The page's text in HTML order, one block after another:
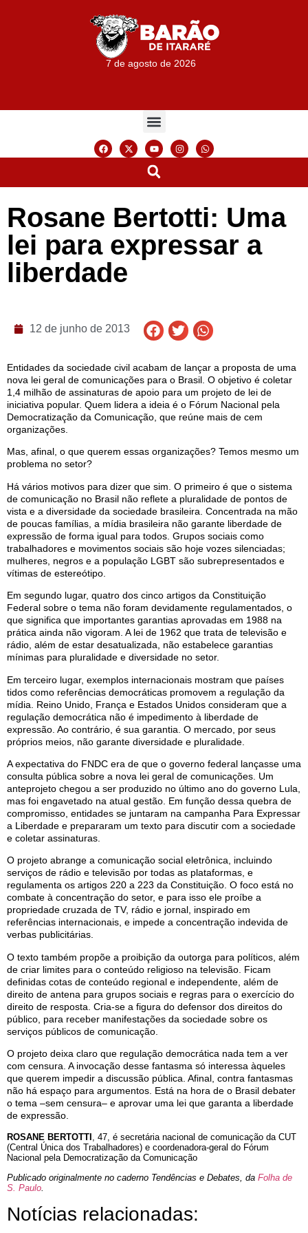
7 de agosto de 2026
Rosane Bertotti: Uma
lei para expressar a
liberdade
12 de junho de 2013
Entidades da sociedade civil acabam de lançar a proposta de uma
nova lei geral de comunicações para o Brasil. O objetivo é coletar
1,4 milhão de assinaturas de apoio para um projeto de lei de
iniciativa popular. Quem lidera a ideia é o Fórum Nacional pela
Democratização da Comunicação, que reúne mais de cem
organizações.
Mas, afinal, o que querem essas organizações? Temos mesmo um
problema no setor?
Há vários motivos para dizer que sim. O primeiro é que o sistema
de comunicação no Brasil não reflete a pluralidade de pontos de
vista e a diversidade da sociedade brasileira. Concentrada na mão
de poucas famílias, a mídia brasileira não garante liberdade de
expressão de forma igual para todos. Grupos sociais como
trabalhadores e movimentos sociais são hoje vozes silenciadas;
mulheres, negros e a população LGBT são subrepresentados e
vítimas de estereótipo.
Em segundo lugar, quatro dos cinco artigos da Constituição
Federal sobre o tema não foram devidamente regulamentados, o
que significa que importantes garantias aprovadas em 1988 na
prática ainda não vigoram. A lei de 1962 que trata de televisão e
rádio, além de estar desatualizada, não estabelece garantias
mínimas para pluralidade e diversidade no setor.
Em terceiro lugar, exemplos internacionais mostram que países
tidos como referências democráticas promovem a regulação da
mídia. Reino Unido, França e Estados Unidos consideram que a
regulação democrática não é impedimento à liberdade de
expressão. Ao contrário, é sua garantia. O mercado, por seus
próprios meios, não garante diversidade e pluralidade.
A expectativa do FNDC era de que o governo federal lançasse uma
consulta pública sobre a nova lei geral de comunicações. Um
anteprojeto chegou a ser produzido no último ano do governo Lula,
mas foi engavetado na atual gestão. Em função dessa quebra de
compromisso, entidades se juntaram na campanha Para Expressar
a Liberdade e prepararam um texto para discutir com a sociedade
e coletar assinaturas.
O projeto abrange a comunicação social eletrônica, incluindo
serviços de rádio e televisão por todas as plataformas, e
regulamenta os artigos 220 a 223 da Constituição. O foco está no
combate à concentração do setor, e para isso ele proíbe a
propriedade cruzada de TV, rádio e jornal, inspirado em
referências internacionais, e impede a concentração indevida de
verbas publicitárias.
O texto também propõe a proibição da outorga para políticos, além
de criar limites para o conteúdo religioso na televisão. Ficam
definidas cotas de conteúdo regional e independente, além de
direito de antena para grupos sociais e regras para o exercício do
direito de resposta. Cria-se a figura do defensor dos direitos do
público, para receber manifestações da sociedade sobre os
serviços públicos de comunicação.
O projeto deixa claro que regulação democrática nada tem a ver
com censura. A invocação desse fantasma só interessa àqueles
que querem impedir a discussão pública. Afinal, contra fantasmas
não há espaço para argumentos. Está na hora de o Brasil debater
o tema –sem censura– e aprovar uma lei que garanta a liberdade
de expressão.
ROSANE BERTOTTI , 47, é secretária nacional de comunicação da CUT
(Central Única dos Trabalhadores) e coordenadora-geral do Fórum
Nacional pela Democratização da Comunicação
Publicado originalmente no caderno Tendências e Debates, da Folha de
S. Paulo
Notícias relacionadas: